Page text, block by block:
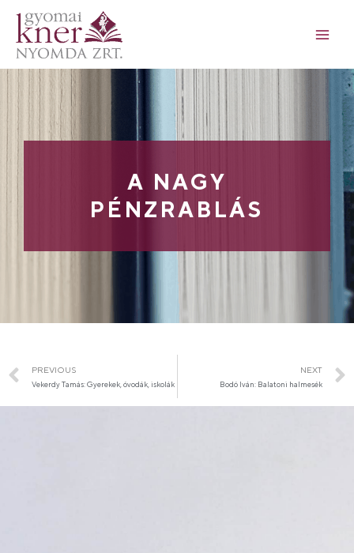
A NAGY
PÉNZRABLÁS
PREVIOUS
Vekerdy Tamás: Gyerekek, óvodák, iskolák
NEXT
Bodó Iván: Balatoni halmesék